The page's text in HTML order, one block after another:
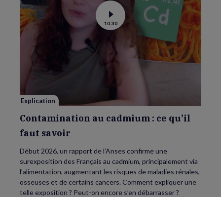
Voir
la
vidéo
Contamination
au
cadmium :
10:30
Explication
Contamination au cadmium : ce qu’il
faut savoir
Début 2026, un rapport de l’Anses confirme une
surexposition des Français au cadmium, principalement via
l’alimentation, augmentant les risques de maladies rénales,
osseuses et de certains cancers. Comment expliquer une
telle exposition ? Peut-on encore s’en débarrasser ?